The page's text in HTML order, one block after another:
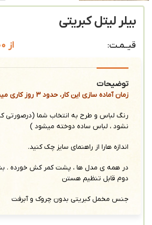
بیلر لیتل کبریتی
قیــمـت: از
توضیحات
زمان آماده سازی این کار، حدود 3 روز کاری میباشد.
رنگ لباس و طرح به انتخاب شما (درصورتی
نشود ، لباس ساده دوخته میشود )
اندازه هارا از راهنمای سایز چک کنید.
در همه ی مدل ها ، پشت کمر کش خورده .
دوم قابل تنظیم هستن
جنس مخمل کبریتی بدون چروک و آبرفت